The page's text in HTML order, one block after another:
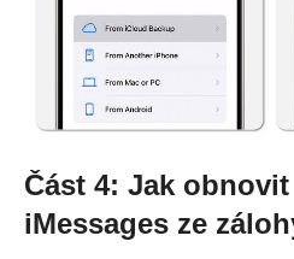
Část 4: Jak
iMessages ze